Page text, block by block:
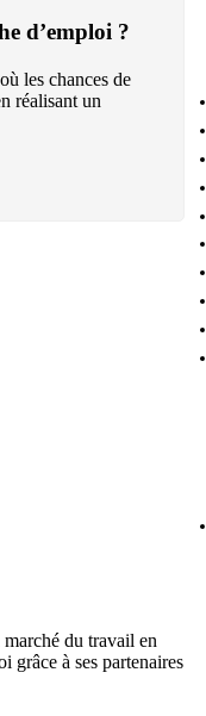
d’emploi ?
les chances de
réalisant un
du travail en
grâce à ses partenaires